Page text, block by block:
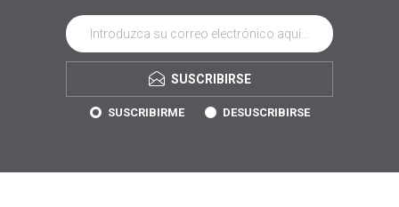
SUSCRIBIRSE
SUSCRIBIRME DESUSCRIBIRSE